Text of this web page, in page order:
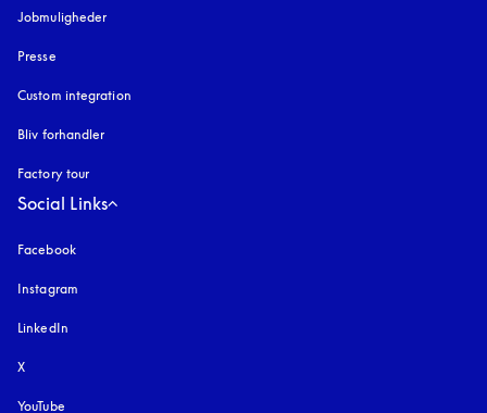
Jobmuligheder
Presse
Custom integration
Bliv forhandler
Factory tour
Social Links
Facebook
Instagram
LinkedIn
X
YouTube